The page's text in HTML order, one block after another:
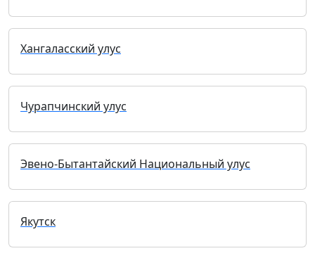
Хангаласский улус
Чурапчинский улус
Эвено-Бытантайский Национальный улус
Якутск